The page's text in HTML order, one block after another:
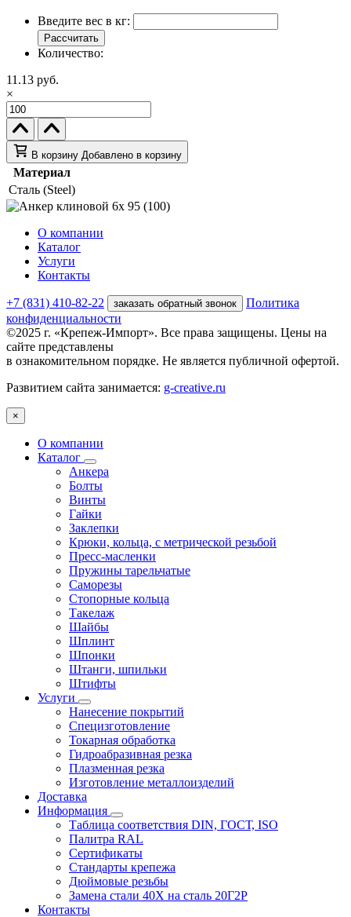
Введите вес в кг:
Рассчитать
Количество:
11.13 руб.
×
В корзину Добавлено в корзину
Материал
Сталь (Steel)
О компании
Каталог
Услуги
Контакты
+7 (831) 410-82-22 заказать обратный звонок
Политика
конфиденциальности
©2025 г. «Крепеж-Импорт». Все права защищены. Цены на
сайте представлены
в ознакомительном порядке. Не является публичной офертой.
Развитием сайта занимается: g-creative.ru
×
О компании
Каталог
Анкера
Болты
Винты
Гайки
Заклепки
Крюки, кольца, с метрической резьбой
Пресс-масленки
Пружины тарельчатые
Саморезы
Стопорные кольца
Такелаж
Шайбы
Шплинт
Шпонки
Штанги, шпильки
Штифты
Услуги
Нанесение покрытий
Специзготовление
Токарная обработка
Гидроабразивная резка
Плазменная резка
Изготовление металлоизделий
Доставка
Информация
Таблица соответствия DIN, ГОСТ, ISO
Палитра RAL
Сертификаты
Стандарты крепежа
Дюймовые резьбы
Замена стали 40Х на сталь 20Г2Р
Контакты